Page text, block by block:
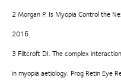
2 Morgan P. Is Myopia Control the
2016.
3 Flitcroft DI. The complex
in myopia aetiology. Prog Retin Eye